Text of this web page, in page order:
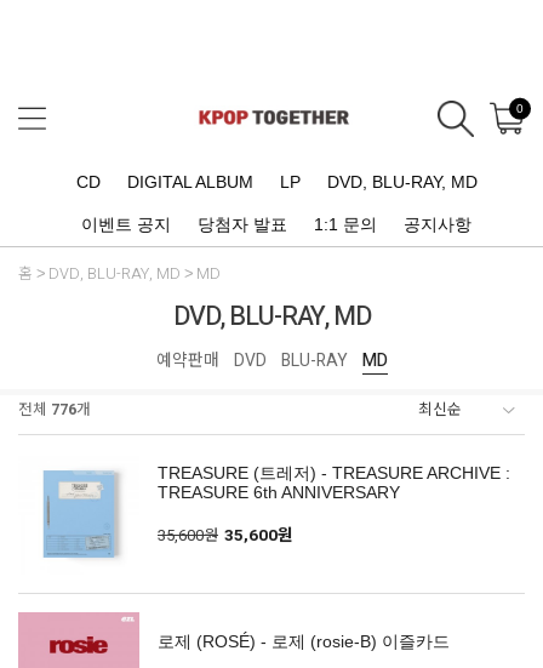
0
CD DIGITAL ALBUM LP DVD, BLU-RAY, MD
이벤트 공지 당첨자 발표 1:1 문의 공지사항
홈 DVD, BLU-RAY, MD MD
DVD, BLU-RAY, MD
예약판매 DVD BLU-RAY MD
전체 776개
TREASURE (트레저) - TREASURE ARCHIVE :
TREASURE 6th ANNIVERSARY
35,600원 35,600원
로제 (ROSÉ) - 로제 (rosie-B) 이즐카드